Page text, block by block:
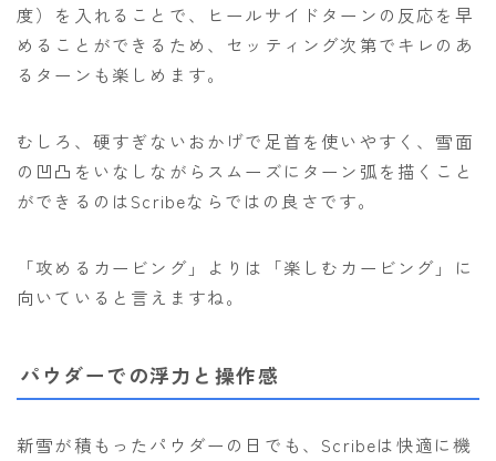
度）を入れることで、ヒールサイドターンの反応を早
めることができるため、セッティング次第でキレのあ
るターンも楽しめます。
むしろ、硬すぎないおかげで足首を使いやすく、雪面
の凹凸をいなしながらスムーズにターン弧を描くこと
ができるのはScribeならではの良さです。
「攻めるカービング」よりは「楽しむカービング」に
向いていると言えますね。
パウダーでの浮力と操作感
新雪が積もったパウダーの日でも、Scribeは快適に機